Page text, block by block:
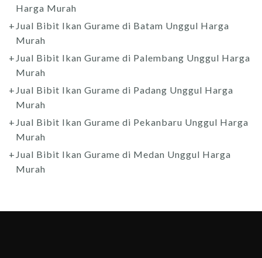
Harga Murah
Jual Bibit Ikan Gurame di Batam Unggul Harga
Murah
Jual Bibit Ikan Gurame di Palembang Unggul Harga
Murah
Jual Bibit Ikan Gurame di Padang Unggul Harga
Murah
Jual Bibit Ikan Gurame di Pekanbaru Unggul Harga
Murah
Jual Bibit Ikan Gurame di Medan Unggul Harga
Murah